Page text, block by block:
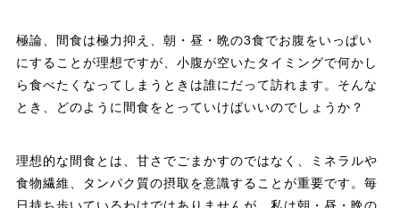
極論、間食は極力抑え、朝・昼・晩の3食でお腹をいっぱい
にすることが理想ですが、小腹が空いたタイミングで何かし
ら食べたくなってしまうときは誰にだって訪れます。そんな
とき、どのように間食をとっていけばいいのでしょうか？
理想的な間食とは、甘さでごまかすのではなく、ミネラルや
食物繊維、タンパク質の摂取を意識することが重要です。毎